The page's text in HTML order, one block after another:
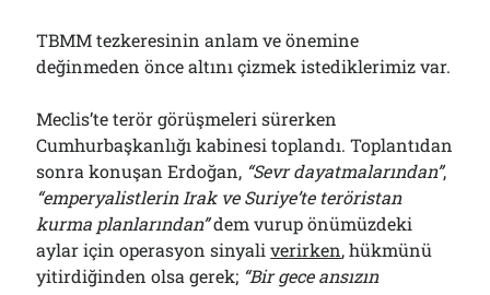
TBMM tezkeresinin anlam ve önemine
değinmeden önce altını çizmek istediklerimiz var.
Meclis’te terör görüşmeleri sürerken
Cumhurbaşkanlığı kabinesi toplandı. Toplantıdan
sonra konuşan Erdoğan, “Sevr dayatmalarından”,
“emperyalistlerin Irak ve Suriye’te teröristan
kurma planlarından”dem vurup önümüzdeki
aylar için operasyon sinyaliverirken, hükmünü
yitirdiğinden olsa gerek; “Bir gece ansızın